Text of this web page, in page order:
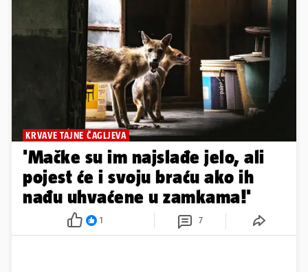
KRVAVE TAJNE ČAGLJEVA
'Mačke su im najslađe jelo, ali
pojest će i svoju braću ako ih
nađu uhvaćene u zamkama!'
1 7